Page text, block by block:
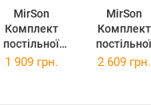
MirSon
Комплект
постільної
білизни Євро
MirSon
Комплект
постільної
білизни
1 909 грн. 2 609 грн.